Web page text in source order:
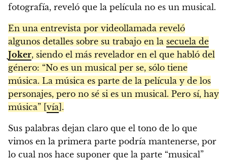
fotografía, reveló que la película no es un musical.
En una entrevista por videollamada reveló
algunos detalles sobre su trabajo en la secuela de
Joker, siendo el más revelador en el que habló del
género: “No es un musical per se, sólo tiene
música. La música es parte de la película y de los
personajes, pero no sé si es un musical. Pero sí, hay
música” [ vía ].
Sus palabras dejan claro que el tono de lo que
vimos en la primera parte podría mantenerse, por
lo cual nos hace suponer que la parte “musical”